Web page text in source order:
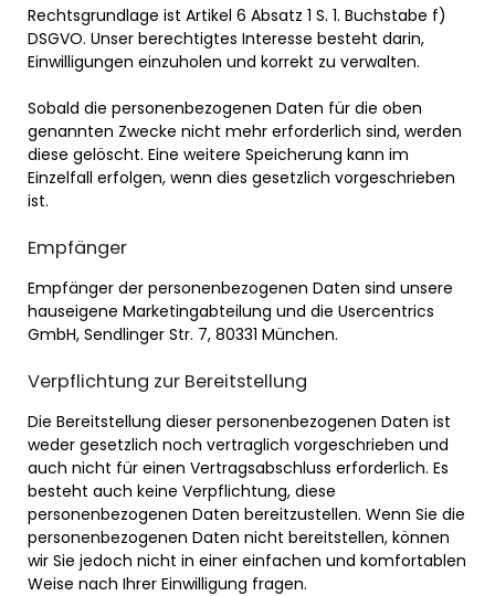
Rechtsgrundlage ist Artikel 6 Absatz 1 S. 1. Buchstabe f)
DSGVO. Unser berechtigtes Interesse besteht darin,
Einwilligungen einzuholen und korrekt zu verwalten.
Sobald die personenbezogenen Daten für die oben
genannten Zwecke nicht mehr erforderlich sind, werden
diese gelöscht. Eine weitere Speicherung kann im
Einzelfall erfolgen, wenn dies gesetzlich vorgeschrieben
ist.
Empfänger
Empfänger der personenbezogenen Daten sind unsere
hauseigene Marketingabteilung und die Usercentrics
GmbH, Sendlinger Str. 7, 80331 München.
Verpflichtung zur Bereitstellung
Die Bereitstellung dieser personenbezogenen Daten ist
weder gesetzlich noch vertraglich vorgeschrieben und
auch nicht für einen Vertragsabschluss erforderlich. Es
besteht auch keine Verpflichtung, diese
personenbezogenen Daten bereitzustellen. Wenn Sie die
personenbezogenen Daten nicht bereitstellen, können
wir Sie jedoch nicht in einer einfachen und komfortablen
Weise nach Ihrer Einwilligung fragen.